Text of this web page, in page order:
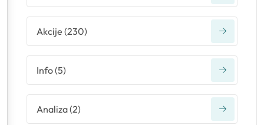
Akcije (230)
Info(5)
Analiza(2)